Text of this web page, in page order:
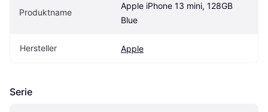
Produktname
Apple iPhone 13 mini, 128GB
Blue
Hersteller Apple
Serie